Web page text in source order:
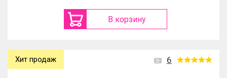
В корзину
6
Хит продаж